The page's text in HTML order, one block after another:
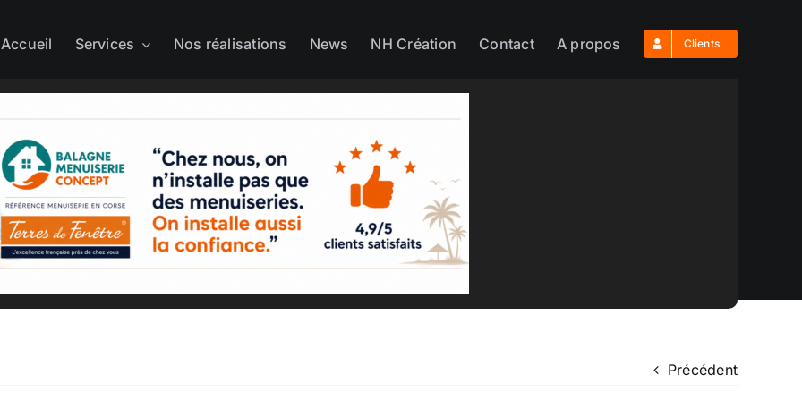
Accueil Services Nos réalisations News NH Création Contact A propos Clients
Précédent